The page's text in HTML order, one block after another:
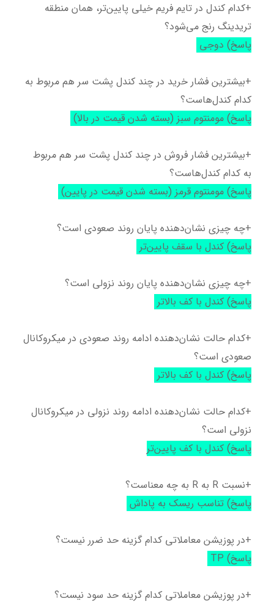
+کدام کندل در تایم فریم خیلی پایین‌تر، همان منطقه
تریدینگ رنج می‌شود؟
پاسخ) دوجی
+بیشترین فشار خرید در چند کندل پشت سر هم مربوط به
کدام کندل‌هاست؟
پاسخ) مومنتوم سبز (بسته شدن قیمت در بالا)
+بیشترین فشار فروش در چند کندل پشت سر هم مربوط
به کدام کندل‌هاست؟
پاسخ) مومنتوم قرمز (بسته شدن قیمت در پایین)
+چه چیزی نشان‌دهنده پایان روند صعودی است؟
پاسخ) کندل با سقف پایین‌تر
+چه چیزی نشان‌دهنده پایان روند نزولی است؟
پاسخ) کندل با کف بالاتر
+کدام حالت نشان‌دهنده ادامه روند صعودی در میکروکانال
صعودی است؟
پاسخ) کندل با کف بالاتر
+کدام حالت نشان‌دهنده ادامه روند نزولی در میکروکانال
نزولی است؟
پاسخ) کندل با کف پایین‌تر
+نسبت R به R به چه معناست؟
پاسخ) تناسب ریسک به پاداش
+در پوزیشن معاملاتی کدام گزینه حد ضرر نیست؟
پاسخ) TP
+در پوزیشن معاملاتی کدام گزینه حد سود نیست؟